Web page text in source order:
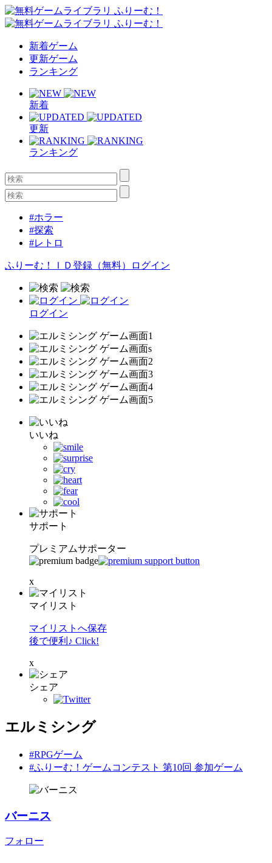
新着ゲーム
更新ゲーム
ランキング
新着
更新
ランキング
#ホラー
#探索
#レトロ
ふりーむ！ＩＤ登録（無料） ログイン
ログイン
いいね
サポート
プレミアムサポーター
x
マイリスト
マイリストへ保存
後で便利♪ Click!
x
シェア
エルミシング
#RPGゲーム
#ふりーむ！ゲームコンテスト 第10回 参加ゲーム
バーニス
フォロー